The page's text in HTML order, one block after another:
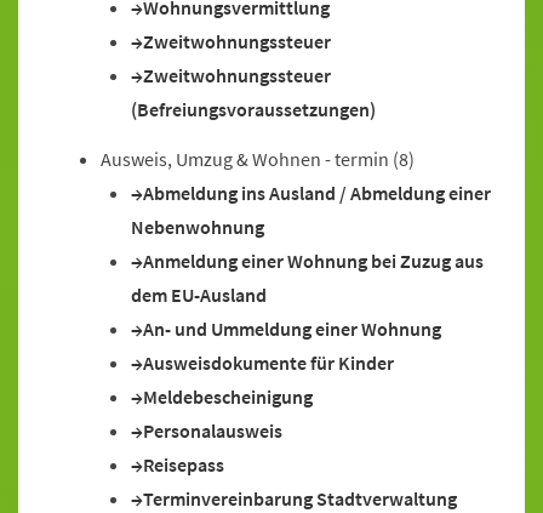
Wohnungsvermittlung
Zweitwohnungssteuer
Zweitwohnungssteuer
(Befreiungsvoraussetzungen)
Ausweis, Umzug & Wohnen - termin (8)
Abmeldung ins Ausland / Abmeldung einer
Nebenwohnung
Anmeldung einer Wohnung bei Zuzug aus
dem EU-Ausland
An- und Ummeldung einer Wohnung
Ausweisdokumente für Kinder
Meldebescheinigung
Personalausweis
Reisepass
Terminvereinbarung Stadtverwaltung